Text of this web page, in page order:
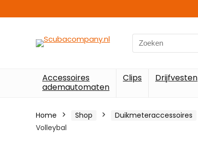
Search
for:
Accessoires
ademautomaten
Clips Drijfvesten
Home Shop Duikmeteraccessoires
Volleybal